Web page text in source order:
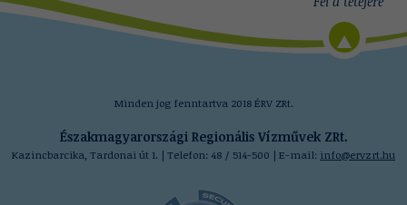
Minden jog fenntartva 2018 ÉRV ZRt.
Északmagyarországi Regionális Vízművek ZRt.
Kazincbarcika, Tardonai út 1. | Telefon: 48 / 514-500 | E-mail: info@ervzrt.hu